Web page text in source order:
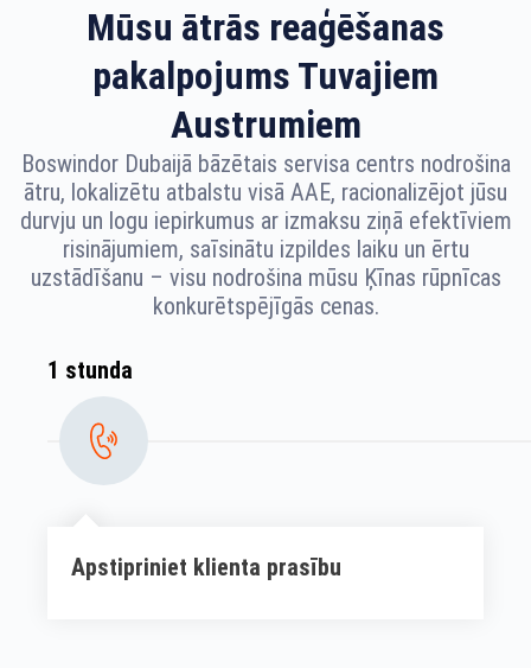
Mūsu ātrās reaģēšanas
pakalpojums Tuvajiem
Austrumiem
Boswindor Dubaijā bāzētais servisa centrs nodrošina
ātru, lokalizētu atbalstu visā AAE, racionalizējot jūsu
durvju un logu iepirkumus ar izmaksu ziņā efektīviem
risinājumiem, saīsinātu izpildes laiku un ērtu
uzstādīšanu – visu nodrošina mūsu Ķīnas rūpnīcas
konkurētspējīgās cenas.
1 stunda
Apstipriniet klienta prasību